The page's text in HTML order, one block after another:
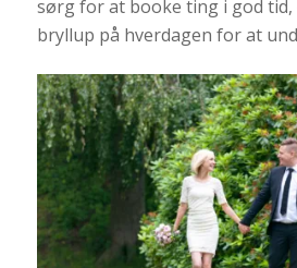
sørg for at booke ting i god
bryllup på hverdagen for at